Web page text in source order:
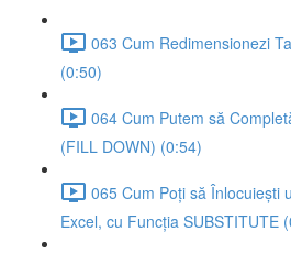
063 Cum Redimensionezi
(0:50)
064 Cum Putem să
(FILL DOWN) (0:54)
065 Cum Poți să Înlocuiești
Excel, cu Funcția SUBSTITUTE